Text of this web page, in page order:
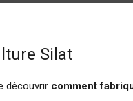
Silat
découvrir comment